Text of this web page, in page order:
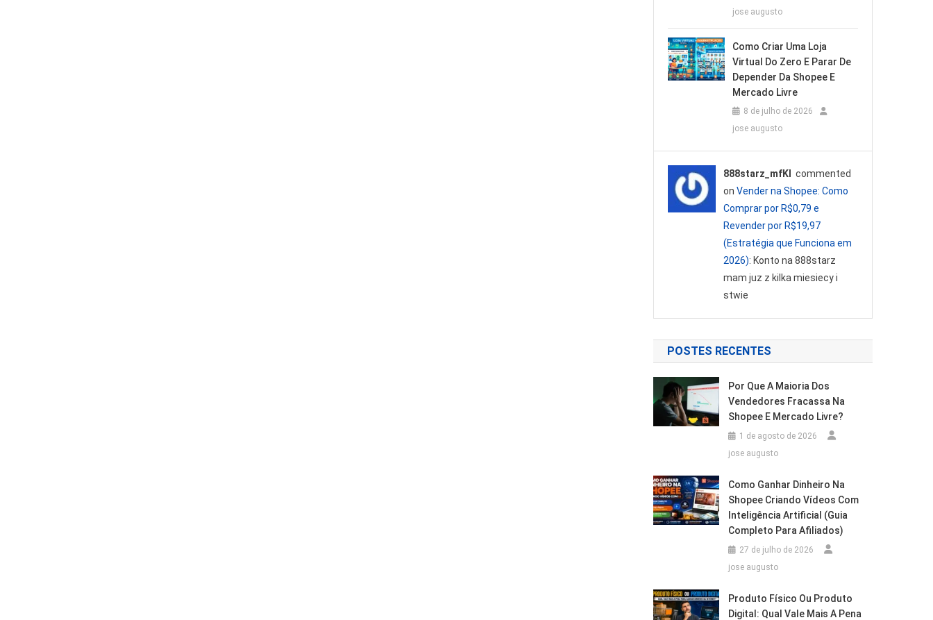
jose augusto
Como Criar Uma Loja
Virtual Do Zero E Parar De
Depender Da Shopee E
Mercado Livre
8 de julho de 2026
jose augusto
888starz_mfKl
commented
on Vender na Shopee: Como
Comprar por R$0,79 e
Revender por R$19,97
(Estratégia que Funciona em
2026): Konto na 888starz
mam juz z kilka miesiecy i
stwie
POSTES RECENTES
Por Que A Maioria Dos
Vendedores Fracassa Na
Shopee E Mercado Livre?
1 de agosto de 2026
jose augusto
Como Ganhar Dinheiro Na
Shopee Criando Vídeos Com
Inteligência Artificial (Guia
Completo Para Afiliados)
27 de julho de 2026
jose augusto
Produto Físico Ou Produto
Digital: Qual Vale Mais A Pena